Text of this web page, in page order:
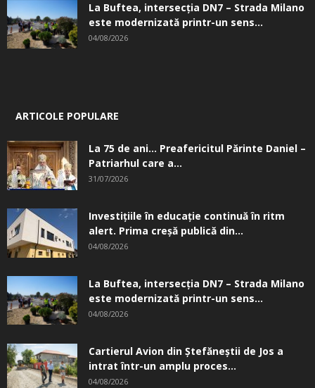
La Buftea, intersecţia DN7 – Strada Milano
este modernizată printr-un sens...
04/08/2026
ARTICOLE POPULARE
La 75 de ani… Preafericitul Părinte Daniel –
Patriarhul care a...
31/07/2026
Investițiile în educație continuă în ritm
alert. Prima creşă publică din...
04/08/2026
La Buftea, intersecţia DN7 – Strada Milano
este modernizată printr-un sens...
04/08/2026
Cartierul Avion din Ştefăneştii de Jos a
intrat într-un amplu proces...
04/08/2026